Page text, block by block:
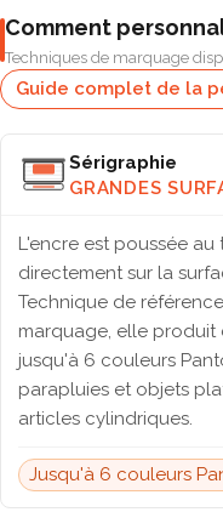
Comment
Techniques de marquage
Guide complet de la
Sérigraphie
GRANDES
L'encre est poussée
directement sur la
Technique de
marquage, elle produit
jusqu'à 6 couleurs
parapluies et objets
articles cylindriques.
Jusqu'à 6 couleurs